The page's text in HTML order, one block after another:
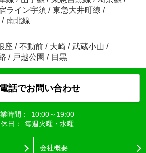
ライン宇須 / 東急大井町線 /
/ 南北線
座 / 不動前 / 大崎 / 武蔵小山 /
/ 戸越公園 / 目黒
電話でお問い合わせ
時間：
10:00～19:00
日：
毎週火曜・水曜
会社概要